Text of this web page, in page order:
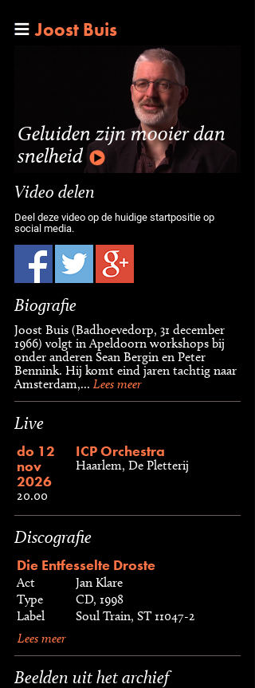
Joost Buis
Geluiden zijn mooier dan
snelheid
Video delen
Deel deze video op de huidige startpositie op
social media.
Biografie
Joost Buis (Badhoevedorp, 31 december
1966) volgt in Apeldoorn workshops bij
onder anderen Sean Bergin en Peter
Bennink. Hij komt eind jaren tachtig naar
Amsterdam,... Lees meer
Live
do 12
nov
2026
20.00
ICP Orchestra
Haarlem, De Pletterij
Discografie
Die Entfesselte Droste
Act
Jan Klare
Type
CD, 1998
Label
Soul Train, ST 11047-2
Lees meer
Beelden uit het archief